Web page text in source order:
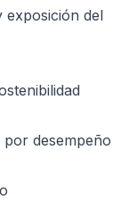
exposición del
desempeño